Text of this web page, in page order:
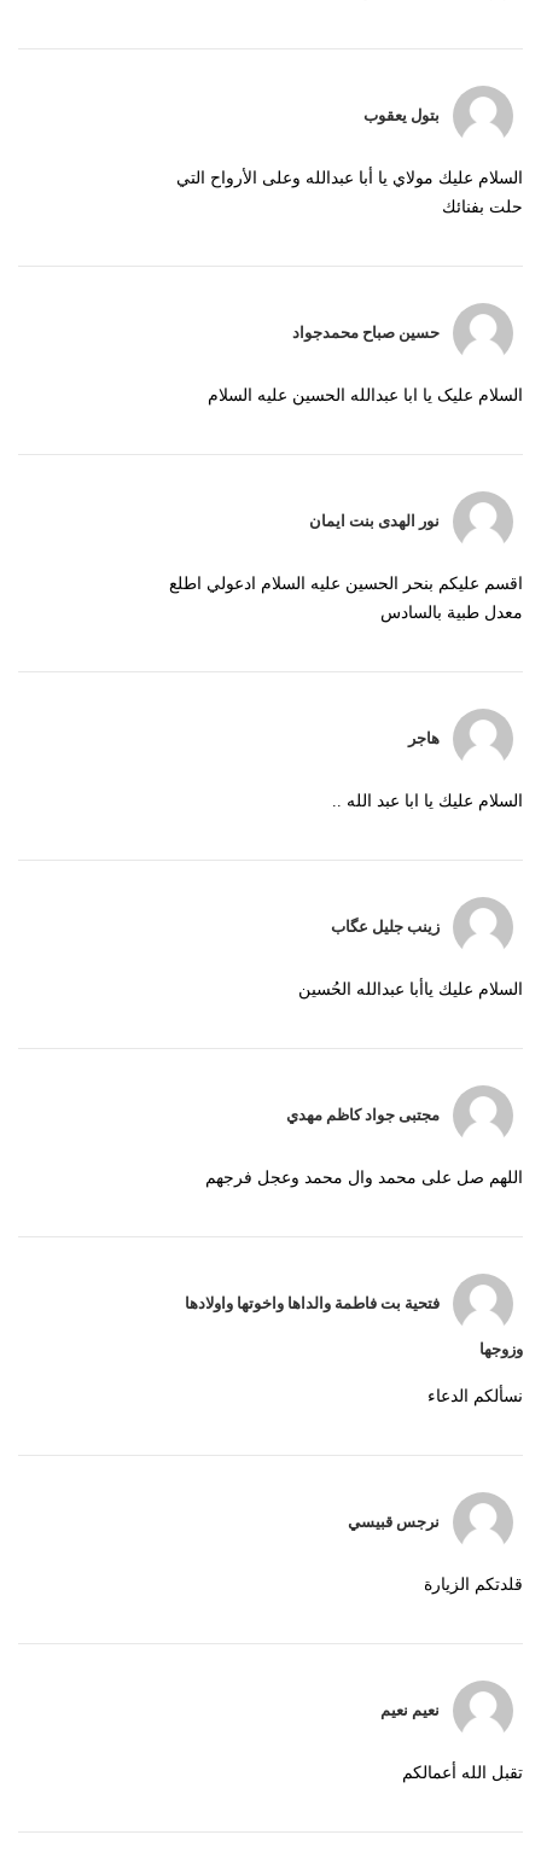
بتول يعقوب
السلام عليك مولاي يا أبا عبدالله وعلى الأرواح التي
حلت بفنائك
حسین صباح محمدجواد
السلام علیک یا ابا عبدالله الحسین علیه السلام
نور الهدى بنت ايمان
اقسم عليكم بنحر الحسين عليه السلام ادعولي اطلع
معدل طبية بالسادس
هاجر
السلام عليك يا ابا عبد الله ..
زينب جليل عگاب
السلام عليك ياأبا عبدالله الحُسين
مجتبى جواد كاظم مهدي
اللهم صل على محمد وال محمد وعجل فرجهم
فتحية بت فاطمة والداها واخوتها واولادها
وزوجها
نسألكم الدعاء
نرجس قبيسي
قلدتكم الزيارة
نعيم نعيم
تقبل الله أعمالكم